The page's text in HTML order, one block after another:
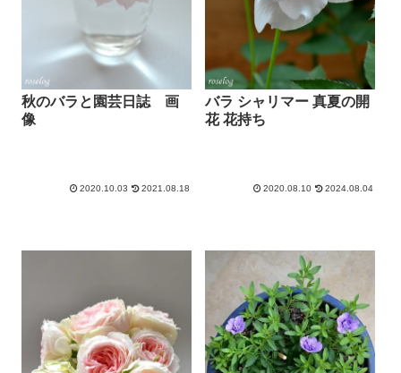
秋のバラと園芸日誌 画
像
2020.10.03 2021.08.18
バラ シャリマー 真夏の開
花 花持ち
2020.08.10 2024.08.04